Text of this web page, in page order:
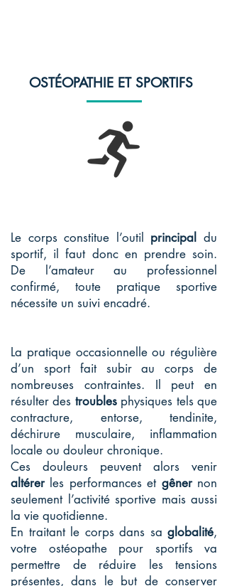
OSTÉOPATHIE ET SPORTIFS
Le corps constitue l’outil principaldu
sportif, il faut donc en prendre soin.
De l’amateur au professionnel
confirmé, toute pratique sportive
nécessite un suivi encadré.
La pratique occasionnelle ou régulière
d’un sport fait subir au corps de
nombreuses contraintes. Il peut en
résulter des troubles physiques tels que
contracture, entorse, tendinite,
déchirure musculaire, inflammation
locale ou douleur chronique.
Ces douleurs peuvent alors venir
altérer les performances et gêner non
seulement l’activité sportive mais aussi
la vie quotidienne.
En traitant le corps dans sa globalité,
votre ostéopathe pour sportifs va
permettre de réduire les tensions
présentes, dans le but de conserver